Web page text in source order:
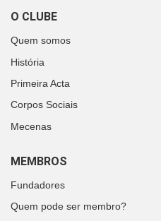
O CLUBE
Quem somos
História
Primeira Acta
Corpos Sociais
Mecenas
MEMBROS
Fundadores
Quem pode ser membro?